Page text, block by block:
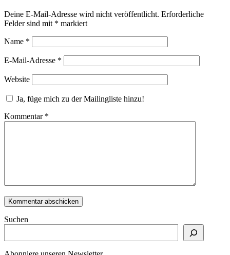
Deine E-Mail-Adresse wird nicht veröffentlicht. Erforderliche
Felder sind mit * markiert
Name *
E-Mail-Adresse *
Website
Ja, füge mich zu der Mailingliste hinzu!
Kommentar *
Suchen